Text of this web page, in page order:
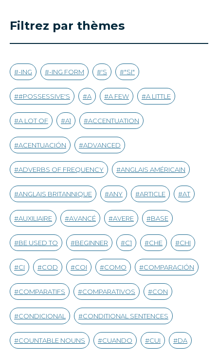
Filtrez par thèmes
-ING -ING FORM 'S "SI"
#POSSESSIVE'S A A FEW A LITTLE
A LOT OF A1 ACCENTUATION
ACENTUACIÓN ADVANCED
ADVERBS OF FREQUENCY ANGLAIS AMÉRICAIN
ANGLAIS BRITANNIQUE ANY ARTICLE AT
AUXILIAIRE AVANCÉ AVERE BASE
BE USED TO BEGINNER C1 CHE CHI
CI COD COI COMO COMPARACIÓN
COMPARATIFS COMPARATIVOS CON
CONDICIONAL CONDITIONAL SENTENCES
COUNTABLE NOUNS CUANDO CUI DA